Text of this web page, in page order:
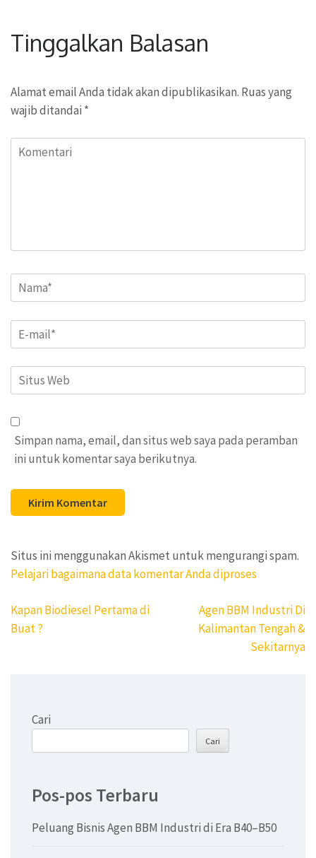
Tinggalkan Balasan
Alamat email Anda tidak akan dipublikasikan. Ruas yang
wajib ditandai *
Komentari
Name*
Email*
Situs
Web
Simpan nama, email, dan situs web saya pada peramban
ini untuk komentar saya berikutnya.
Situs ini menggunakan Akismet untuk mengurangi spam.
Pelajari bagaimana data komentar Anda diproses
Navigasi
pos
Kapan Biodiesel Pertama di
Buat ?
Agen BBM Industri Di
Kalimantan Tengah &
Sekitarnya
Cari
Cari
Pos-pos Terbaru
Peluang Bisnis Agen BBM Industri di Era B40–B50